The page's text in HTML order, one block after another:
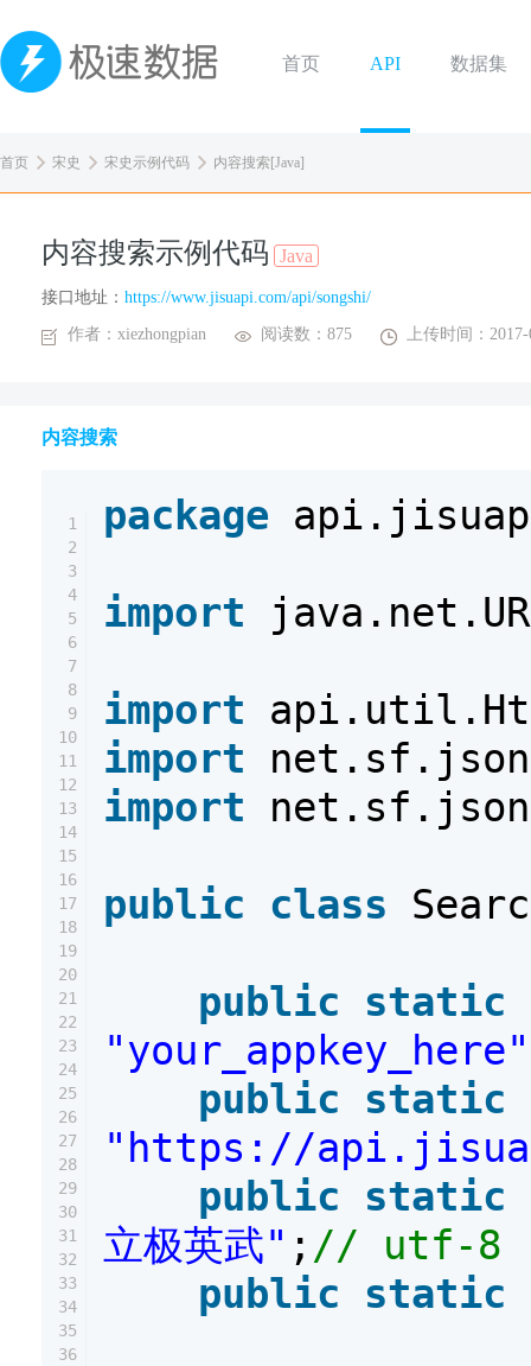
首页 API 数据集
首页 宋史 宋史示例代码 内容搜索[Java]
内容搜索示例代码 Java
接口地址： https://www.jisuapi.com/api/songshi/
作者：xiezhongpian 阅读数：875 上传时间：2017-
内容搜索
1
2
3
4
5
6
7
8
9
10
11
12
13
14
15
16
17
18
19
20
21
22
23
24
25
26
27
28
29
30
31
32
33
34
35
36
package
import
import
import
import
public class
public static
"your_appkey_here"
public static
"https://
public static
立极英武" ; // utf-8
public static